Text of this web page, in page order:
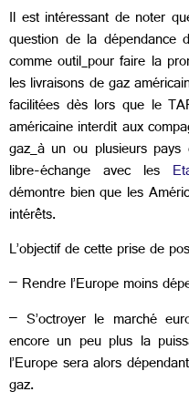
Il est intéressant de noter
question de la dépendance
comme outil pour faire la
les livraisons de gaz
facilitées dès lors que le
américaine interdit aux
gaz à un ou plusieurs pays
libre-échange avec les
démontre bien que les
intérêts.
L’objectif de cette prise de
– Rendre l’Europe moins
– S’octroyer le marché
encore un peu plus la
l’Europe sera alors
gaz.